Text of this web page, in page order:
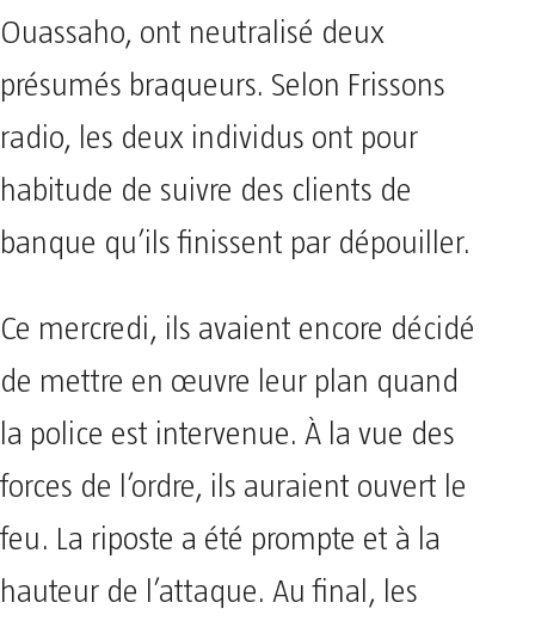
Ouassaho, ont neutralisé deux
présumés braqueurs. Selon Frissons
radio, les deux individus ont pour
habitude de suivre des clients de
banque qu’ils finissent par dépouiller.
Ce mercredi, ils avaient encore décidé
de mettre en œuvre leur plan quand
la police est intervenue. À la vue des
forces de l’ordre, ils auraient ouvert le
feu. La riposte a été prompte et à la
hauteur de l’attaque. Au final, les